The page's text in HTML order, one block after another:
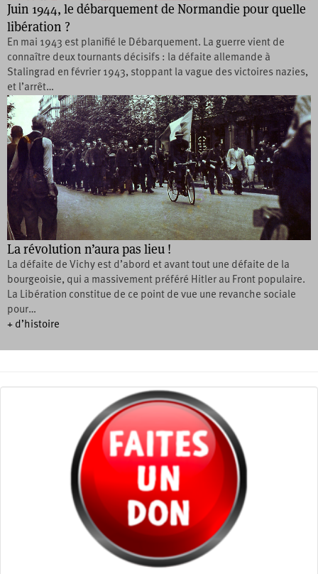
Juin 1944, le débarquement de Normandie pour quelle
libération ?
En mai 1943 est planifié le Débarquement. La guerre vient de
connaître deux tournants décisifs : la défaite allemande à
Stalingrad en février 1943, stoppant la vague des victoires nazies,
et l’arrêt…
La révolution n’aura pas lieu !
La défaite de Vichy est d’abord et avant tout une défaite de la
bourgeoisie, qui a massivement préféré Hitler au Front populaire.
La Libération constitue de ce point de vue une revanche sociale
pour…
+ d’histoire